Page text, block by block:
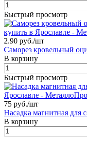
Быстрый просмотр
2.90 руб./шт
Саморез кровельный
В корзину
Быстрый просмотр
75 руб./шт
Насадка магнитная для
В корзину